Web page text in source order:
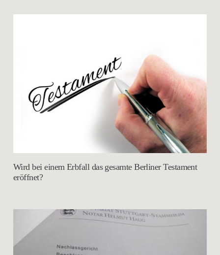
Wird bei einem Erbfall das gesamte Berliner Testament
eröffnet?